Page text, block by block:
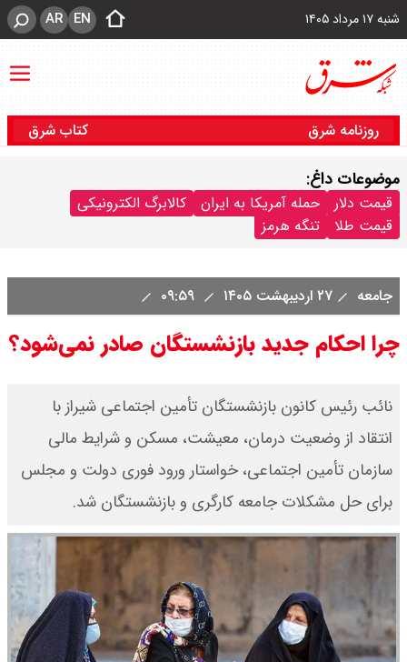
شنبه ۱۷ مرداد ۱۴۰۵ EN
AR
روزنامه شرق کتاب شرق
موضوعات داغ:
قیمت دلار حمله آمریکا به ایران
کالابرگ الکترونیکی
قیمت طلا
تنگه هرمز
جامعه ۲۷ اردیبهشت ۱۴۰۵
چرا احکام جدید بازنشستگان صادر نمی‌شود؟
نائب رئیس کانون بازنشستگان تأمین اجتماعی شیراز با
انتقاد از وضعیت درمان، معیشت، مسکن و شرایط مالی
سازمان تأمین اجتماعی، خواستار ورود فوری دولت و مجلس
برای حل مشکلات جامعه کارگری و بازنشستگان شد.